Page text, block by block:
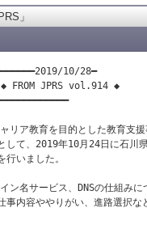
」
10/28━
FROM JPRS vol.914 ◆
リア教育を目的とした教育支
して、2019年10月24日に石川
いました。
ン名サービス、DNSの仕組みに
事内容ややりがい、進路選択な